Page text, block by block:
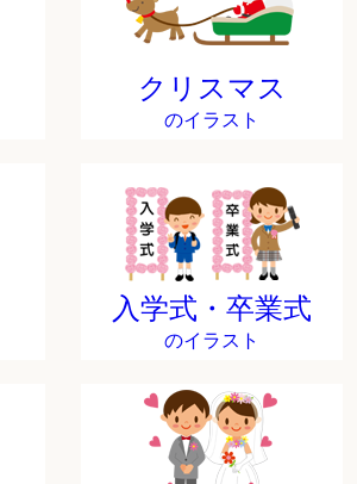
クリスマス
のイラスト
入学式・卒業式
のイラスト